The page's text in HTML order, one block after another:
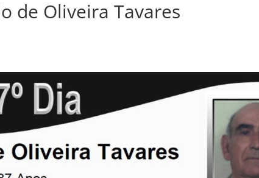
de Oliveira Tavares